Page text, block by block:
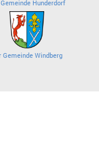
Hunderdorf
Gemeinde Windberg